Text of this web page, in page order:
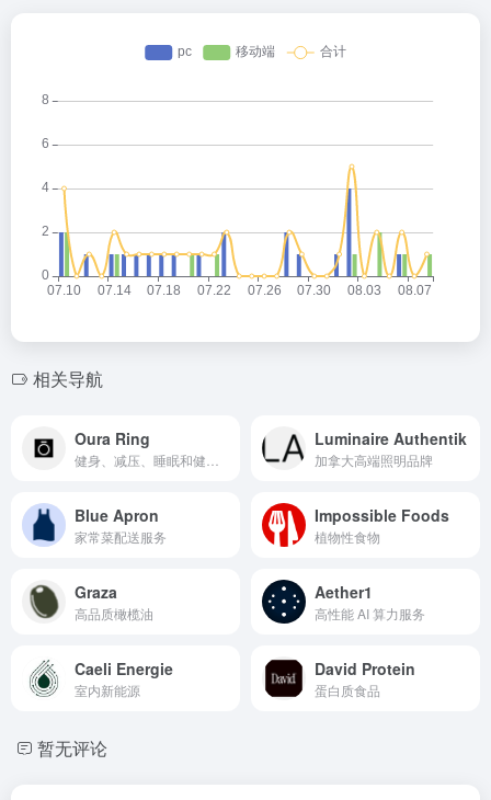
相关导航
Oura Ring Luminaire Authentik
加拿大高端照明品牌
Blue Apron
家常菜配送服务
Impossible Foods
植物性食物
Graza
高品质橄榄油
Aether1
高性能 AI 算力服务
Caeli Energie
室内新能源
David Protein
蛋白质食品
暂无评论